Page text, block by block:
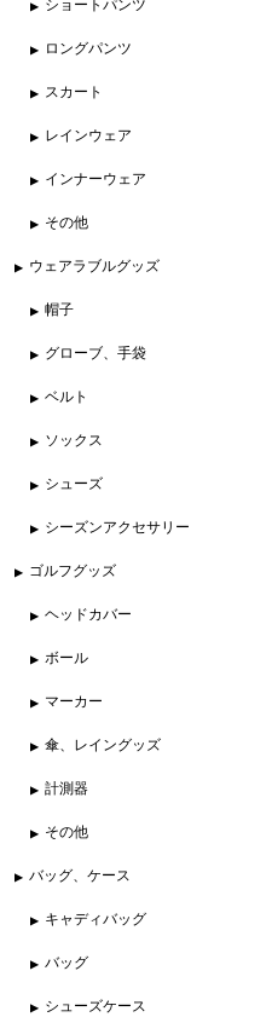
ショートパンツ
ロングパンツ
スカート
レインウェア
インナーウェア
その他
ウェアラブルグッズ
帽子
グローブ、手袋
ベルト
ソックス
シューズ
シーズンアクセサリー
ゴルフグッズ
ヘッドカバー
ボール
マーカー
傘、レイングッズ
計測器
その他
バッグ、ケース
キャディバッグ
バッグ
シューズケース